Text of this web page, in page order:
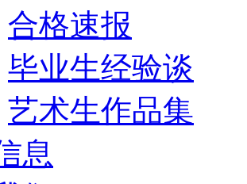
合格速报
毕业生经验谈
艺术生作品集
息